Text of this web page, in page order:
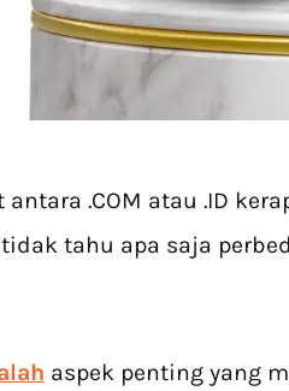
.COM atau .ID
tahu apa saja
aspek penting yang